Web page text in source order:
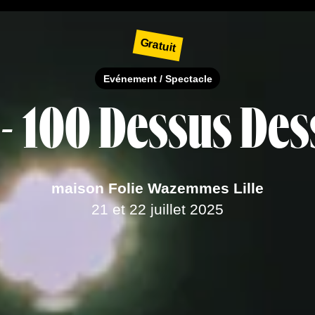
×
Gratuit
Evénement / Spectacle
100 Dessus
maison Folie Wazemmes Lille
21 et 22 juillet 2025